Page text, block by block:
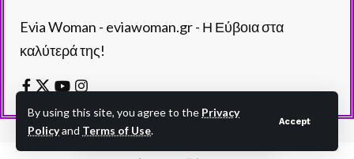
By using this site, you agree to the Privacy
Policyand Terms of Use.
Accept
Evia Woman - eviawoman.gr - Η Εύβοια στα
καλύτερά της!